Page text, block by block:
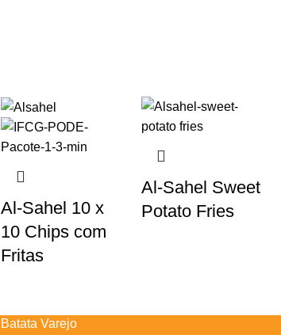
Al-Sahel 10 x
10 Chips com
Fritas
Al-Sahel Sweet
Potato Fries
Batata Varejo